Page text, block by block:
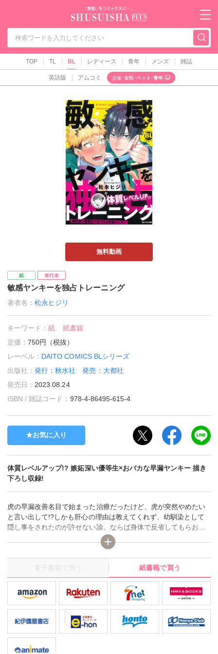
秋水社PLUS（テ
TOP TL BL レディース 青年 メンズ 雑誌
英語版 アムコミ 少女･女性･ペット･青年
無料動画
紙 単行本
敏感ヤンキーを独占トレーニング
著者名：松永ヒジリ
キーワード：紙
紙書籍
定価：750円（税抜）
レーベル： DAITO COMICS BLシリーズ
出版社：発行：秋水社 発売：大都社
発売日： 2023.08.24
ISBN / 雑誌コード： 978-4-86495-615-4
お気に入り
体質レベルアップ!? 嫉妬深い優等生×おバカな早漏ヤンキー 描き
下ろし収録!
虎の早漏改善名目で始まった治療だったけど、虎が突然やめたい
と言い出して!?しかも肝心の理由は教えてくれず、幼馴染として
隠し事をされたのが許せない諭。ならば身体で反省してもらおう
と、言質を取ろうと画策した諭の容赦ない躾が始まる――！「虎
の一番はずっと僕でありたい」ただそれだけの思いで躾を進める
諭だけど、敏感すぎる虎の体質のせいで新たな治療項目を作って
しまい…？『敏感ヤンキーの我慢トレーニング』の第2巻！
電子書籍で買う 紙書籍で買う